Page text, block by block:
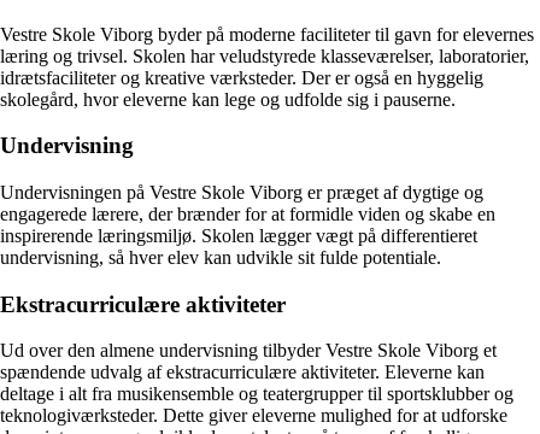
Vestre Skole Viborg byder på moderne faciliteter til gavn for elevernes
læring og trivsel. Skolen har veludstyrede klasseværelser, laboratorier,
idrætsfaciliteter og kreative værksteder. Der er også en hyggelig
skolegård, hvor eleverne kan lege og udfolde sig i pauserne.
Undervisning
Undervisningen på Vestre Skole Viborg er præget af dygtige og
engagerede lærere, der brænder for at formidle viden og skabe en
inspirerende læringsmiljø. Skolen lægger vægt på differentieret
undervisning, så hver elev kan udvikle sit fulde potentiale.
Ekstracurriculære aktiviteter
Ud over den almene undervisning tilbyder Vestre Skole Viborg et
spændende udvalg af ekstracurriculære aktiviteter. Eleverne kan
deltage i alt fra musikensemble og teatergrupper til sportsklubber og
teknologiværksteder. Dette giver eleverne mulighed for at udforske